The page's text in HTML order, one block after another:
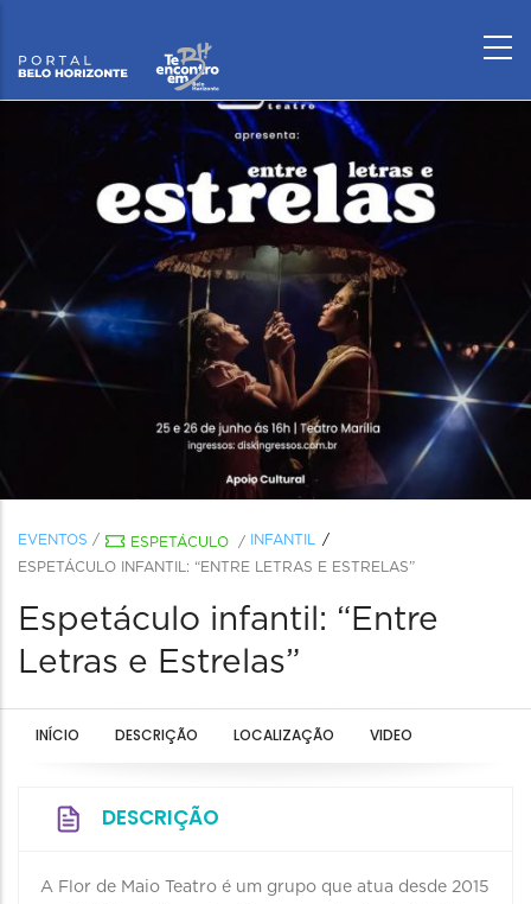
EVENTOS / ESPETÁCULO /
INFANTIL
ESPETÁCULO INFANTIL: “ENTRE LETRAS E ESTRELAS”
Espetáculo infantil: “Entre
Letras e Estrelas”
INÍCIO DESCRIÇÃO LOCALIZAÇÃO VIDEO
DESCRIÇÃO
A Flor de Maio Teatro é um grupo que atua desde 2015